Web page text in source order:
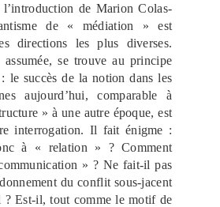
l’introduction de Marion Colas-
de « médiation » est
directions les plus diverses.
assumée, se trouve au principe
le succès de la notion dans les
aujourd’hui, comparable à
» à une autre époque, est
interrogation. Il fait énigme :
à « relation » ? Comment
» ? Ne fait-il pas
du conflit sous-jacent
? Est-il, tout comme le motif de